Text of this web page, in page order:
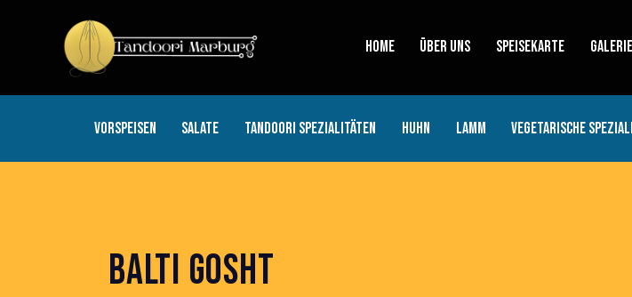
HOME ÜBER UNS SPEISEKARTE GALERIE
VORSPEISEN SALATE TANDOORI SPEZIALITÄTEN HUHN LAMM VEGETARISCHE
BALTI GOSHT